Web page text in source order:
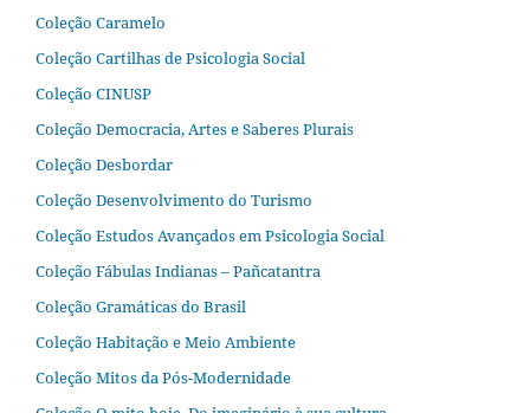
Coleção Caramelo
Coleção Cartilhas de Psicologia Social
Coleção CINUSP
Coleção Democracia, Artes e Saberes Plurais
Coleção Desbordar
Coleção Desenvolvimento do Turismo
Coleção Estudos Avançados em Psicologia Social
Coleção Fábulas Indianas – Pañcatantra
Coleção Gramáticas do Brasil
Coleção Habitação e Meio Ambiente
Coleção Mitos da Pós-Modernidade